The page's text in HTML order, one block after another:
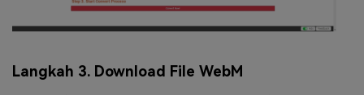
Langkah 3. Download File WebM